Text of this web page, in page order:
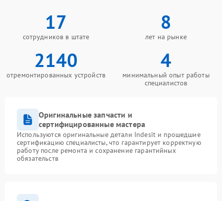
17
сотрудников в штате
8
лет на рынке
2140
отремонтированных устройств
4
минимальный опыт работы
специалистов
Оригинальные запчасти и
сертифицированные мастера
Используются оригинальные детали Indesit и прошедшие
сертификацию специалисты, что гарантирует корректную
работу после ремонта и сохранение гарантийных
обязательств